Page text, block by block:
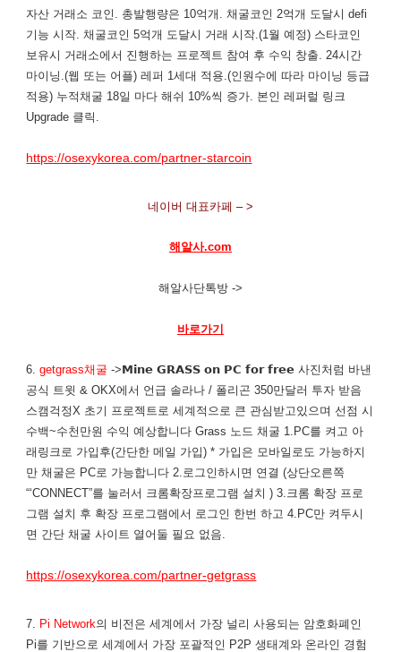
자산 거래소 코인. 총발행량은 10억개. 채굴코인 2억개 도달시 defi
기능 시작. 채굴코인 5억개 도달시 거래 시작.(1월 예정) 스타코인
보유시 거래소에서 진행하는 프로젝트 참여 후 수익 창출. 24시간
마이닝.(웹 또는 어플) 레퍼 1세대 적용.(인원수에 따라 마이닝 등급
적용) 누적채굴 18일 마다 해쉬 10%씩 증가. 본인 레퍼럴 링크
Upgrade 클릭.
https://osexykorea.com/partner-starcoin
네이버 대표카페 – >
해알사.com
해알사단톡방 ->
바로가기
6.getgrass채굴 ->𝗠𝗶𝗻𝗲 𝗚𝗥𝗔𝗦𝗦 𝗼𝗻 𝗣𝗖 𝗳𝗼𝗿 𝗳𝗿𝗲𝗲 사진처럼 바낸
공식 트윗 & OKX에서 언급 솔라나 / 폴리곤 350만달러 투자 받음
스캠걱정X 초기 프로젝트로 세계적으로 큰 관심받고있으며 선점 시
수백~수천만원 수익 예상합니다 ​Grass 노드 채굴 1.PC를 켜고 아
래링크로 가입후(간단한 메일 가입) * 가입은 모바일로도 가능하지
만 채굴은 PC로 가능합니다 2.로그인하시면 ​연결 (상단오른쪽
“‘CONNECT”를 눌러서 크롬확장프로그램 설치 ) 3.크롬 확장 프로
그램 설치 후 확장 프로그램에서 로그인 한번 하고 4.PC만 켜두시
면 간단 채굴 사이트 열어둘 필요 없음.
https://osexykorea.com/partner-getgrass
7. Pi Network의 비전은 세계에서 가장 널리 사용되는 암호화폐인
Pi를 기반으로 세계에서 가장 포괄적인 P2P 생태계와 온라인 경험